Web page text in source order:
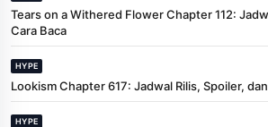
Tears on a Withered Flower Chapter 112:
Cara Baca
HYPE
Lookism Chapter 617: Jadwal Rilis, Spoiler,
HYPE